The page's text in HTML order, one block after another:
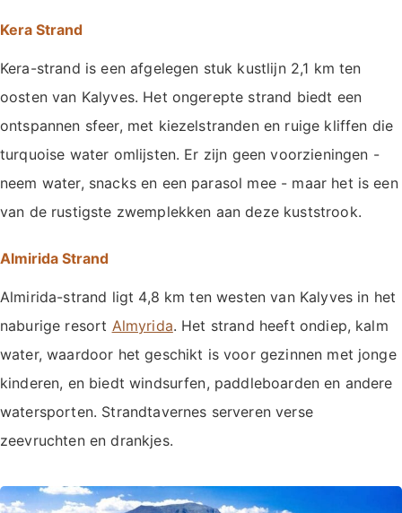
Kera Strand
Kera-strand is een afgelegen stuk kustlijn 2,1 km ten
oosten van Kalyves. Het ongerepte strand biedt een
ontspannen sfeer, met kiezelstranden en ruige kliffen die
turquoise water omlijsten. Er zijn geen voorzieningen -
neem water, snacks en een parasol mee - maar het is een
van de rustigste zwemplekken aan deze kuststrook.
Almirida Strand
Almirida-strand ligt 4,8 km ten westen van Kalyves in het
naburige resort Almyrida. Het strand heeft ondiep, kalm
water, waardoor het geschikt is voor gezinnen met jonge
kinderen, en biedt windsurfen, paddleboarden en andere
watersporten. Strandtavernes serveren verse
zeevruchten en drankjes.